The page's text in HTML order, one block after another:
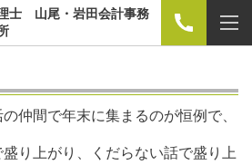
士 山尾・岩田会計事務
仲間で年末に集まるのが恒例で、
り上がり、くだらない話で盛り上